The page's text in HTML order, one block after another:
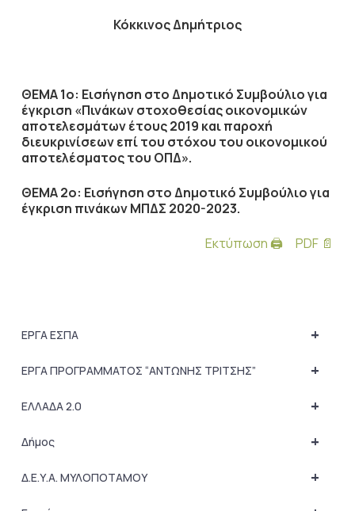
Κόκκινος Δημήτριος
ΘΕΜΑ 1ο: Εισήγηση στο Δημοτικό Συμβούλιο για
έγκριση «Πινάκων στοχοθεσίας οικονομικών
αποτελεσμάτων έτους 2019 και παροχή
διευκρινίσεων επί του στόχου του οικονομικού
αποτελέσματος του ΟΠΔ».
ΘΕΜΑ 2ο: Εισήγηση στο Δημοτικό Συμβούλιο για
έγκριση πινάκων ΜΠΔΣ 2020-2023.
Εκτύπωση 🖨
PDF 📄
+
ΕΡΓΑ ΕΣΠΑ
+
ΕΡΓΑ ΠΡΟΓΡΑΜΜΑΤΟΣ “ΑΝΤΩΝΗΣ ΤΡΙΤΣΗΣ”
+
ΕΛΛΑΔΑ 2.0
+
Δήμος
+
Δ.Ε.Υ.Α. ΜΥΛΟΠΟΤΑΜΟΥ